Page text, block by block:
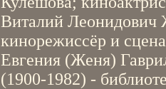
Виталий
кинорежиссёр и
Евгения (Женя)
(1900-1982) -